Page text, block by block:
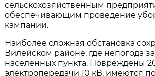
сельскохозяйственным
обеспечивающим проведение
кампании.
Наиболее сложная обстановка
Вилейском районе, где непогода
населенных пункта. Повреждены
электропередачи 10 кВ, имеются